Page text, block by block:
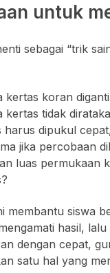
untuk
sebagai “trik
kertas koran
kertas tidak
harus dipukul
jika percobaan
luas permukaan
membantu siswa
hasil,
dengan cepat,
satu hal yang